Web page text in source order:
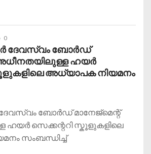
0
ദേവസ്വം ബോർഡ്‌
അധീനതയിലുള്ള ഹയർ
അധ്യാപക നിയമനം
ബോർഡ്‌ മാനേജ്മെന്റ്
ഹയർ സെക്കന്ററി സ്കൂളുകളിലെ
സംബന്ധിച്ച്